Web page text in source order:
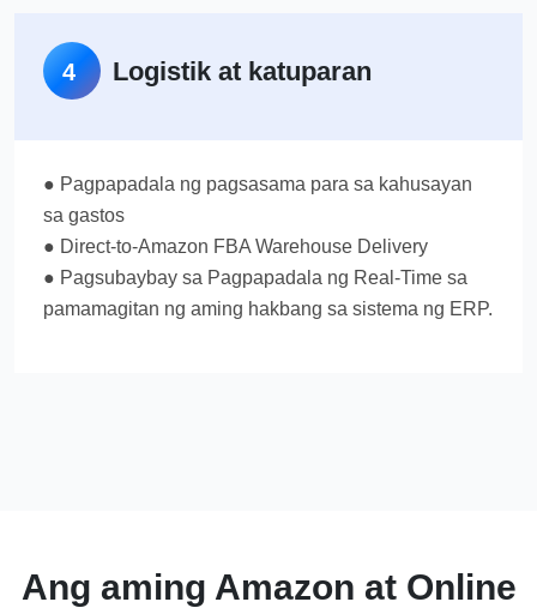
4 Logistik at katuparan
● Pagpapadala ng pagsasama para sa kahusayan
sa gastos
● Direct-to-Amazon FBA Warehouse Delivery
● Pagsubaybay sa Pagpapadala ng Real-Time sa
pamamagitan ng aming hakbang sa sistema ng ERP.
Ang aming Amazon at Online